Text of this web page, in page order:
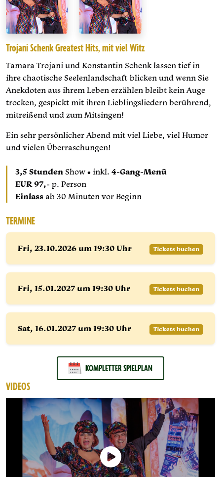
Trojani Schenk Greatest Hits, mit viel Witz
Tamara Trojani und Konstantin Schenk lassen tief in
ihre chaotische Seelenlandschaft blicken und wenn Sie
Anekdoten aus ihrem Leben erzählen bleibt kein Auge
trocken, gespickt mit ihren Lieblingsliedern berührend,
mitreißend und zum Mitsingen!
Ein sehr persönlicher Abend mit viel Liebe, viel Humor
und vielen Überraschungen!
3,5 Stunden Show • inkl. 4-Gang-Menü
EUR 97,- p. Person
Einlass ab 30 Minuten vor Beginn
TERMINE
Fri, 23.10.2026 um 19:30 Uhr Tickets buchen
Fri, 15.01.2027 um 19:30 Uhr Tickets buchen
Sat, 16.01.2027 um 19:30 Uhr Tickets buchen
KOMPLETTER SPIELPLAN
VIDEOS